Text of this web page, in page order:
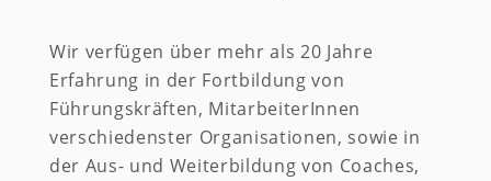
Wir verfügen über mehr als 20 Jahre
Erfahrung in der Fortbildung von
Führungskräften, MitarbeiterInnen
verschiedenster Organisationen, sowie in
der Aus- und Weiterbildung von Coaches,